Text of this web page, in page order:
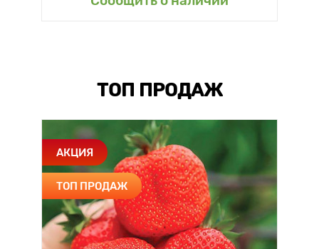
ТОП ПРОДАЖ
АКЦИЯ
ТОП ПРОДАЖ